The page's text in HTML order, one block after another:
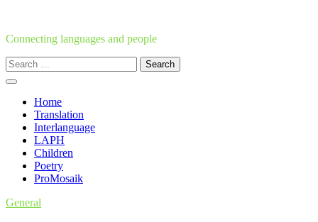
content
Connecting languages and people
Search
for:
Home
Translation
Interlanguage
LAPH
Children
Poetry
ProMosaik
General